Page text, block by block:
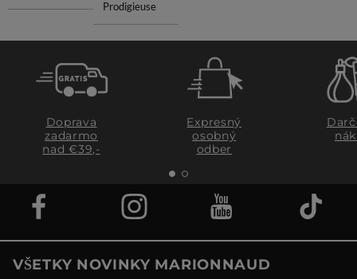
Prodigieuse
Doprava
zadarmo
nad €39,-
Expresný
osobný
odber
VŠETKY NOVINKY MARIONNAUD